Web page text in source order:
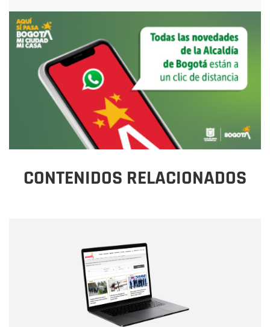
CONTENIDOS RELACIONADOS
Correo electrónico
Tipo de comentario